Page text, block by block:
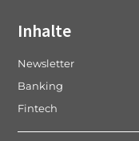
g
o
n
Inhalte
Newsletter
Banking
Fintech